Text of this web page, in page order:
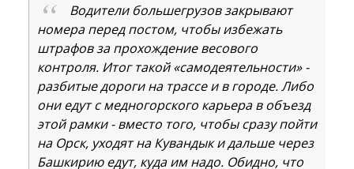
Водители большегрузов закрывают
номера перед постом, чтобы избежать
штрафов за прохождение весового
контроля. Итог такой «самодеятельности» -
разбитые дороги на трассе и в городе. Либо
они едут с медногорского карьера в объезд
этой рамки - вместо того, чтобы сразу пойти
на Орск, уходят на Кувандык и дальше через
Башкирию едут, куда им надо. Обидно, что